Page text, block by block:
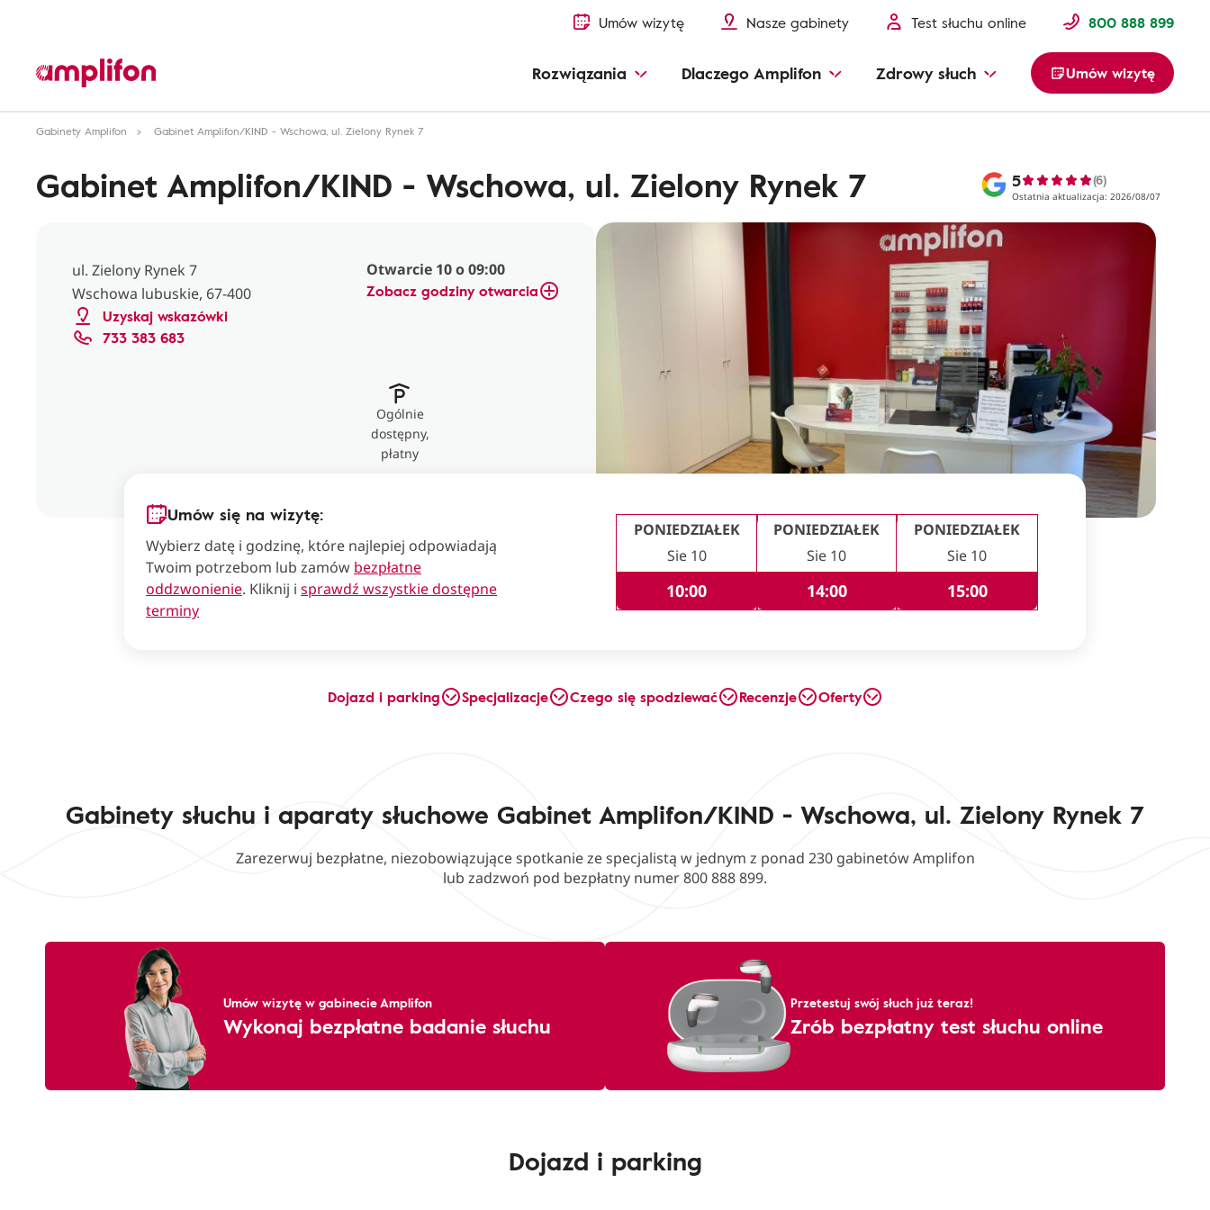
Umów wizytę Nasze gabinety Test słuchu online 800 888 899
Rozwiązania Dlaczego Amplifon Zdrowy słuch Umów wizytę
Gabinety Amplifon Gabinet Amplifon/KIND - Wschowa, ul. Zielony Rynek 7
Gabinet Amplifon/KIND - Wschowa, ul. Zielony Rynek 7 5 (6)
Ostatnia aktualizacja: 2026/08/07
ul. Zielony Rynek 7
Wschowa lubuskie, 67-400
Uzyskaj wskazówki
733 383 683
Otwarcie 10 o 09:00
Zobacz godziny otwarcia
Ogólnie
dostępny,
płatny
Umów się na wizytę:
Wybierz datę i godzinę, które najlepiej odpowiadają
Twoim potrzebom lub zamów bezpłatne
oddzwonienie. Kliknij i sprawdź wszystkie dostępne
terminy
PONIEDZIAŁEK
Sie 10
10:00
PONIEDZIAŁEK
Sie 10
14:00
PONIEDZIAŁEK
Sie 10
15:00
Dojazd i parking Specjalizacje Czego się spodziewać Recenzje Oferty
Gabinety słuchu i aparaty słuchowe Gabinet Amplifon/KIND - Wschowa, ul. Zielony Rynek 7
Zarezerwuj bezpłatne, niezobowiązujące spotkanie ze specjalistą w jednym z ponad 230 gabinetów Amplifon
lub zadzwoń pod bezpłatny numer 800 888 899.
Umów wizytę w gabinecie Amplifon
Wykonaj bezpłatne badanie słuchu
Przetestuj swój słuch już teraz!
Zrób bezpłatny test słuchu online
Dojazd i parking